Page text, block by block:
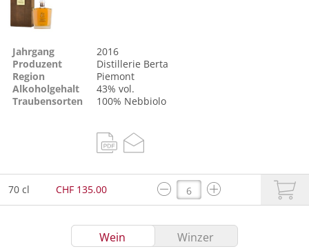
Jahrgang
2016
Produzent
Distillerie Berta
Region
Piemont
Alkoholgehalt
43% vol.
Traubensorten
100% Nebbiolo
70 cl CHF 135.00
Wein Winzer